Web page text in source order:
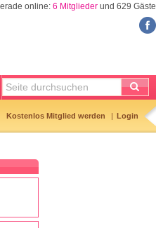
online: 6 Mitglieder und 629 Gäste
Kostenlos Mitglied werden Login